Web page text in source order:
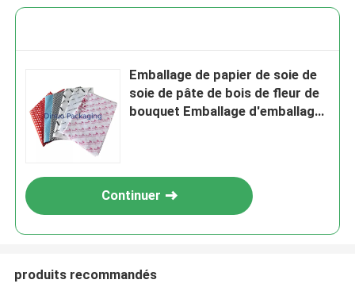
Emballage de papier de soie de
soie de pâte de bois de fleur de
bouquet Emballage d'emballage
Continuer
produits recommandés